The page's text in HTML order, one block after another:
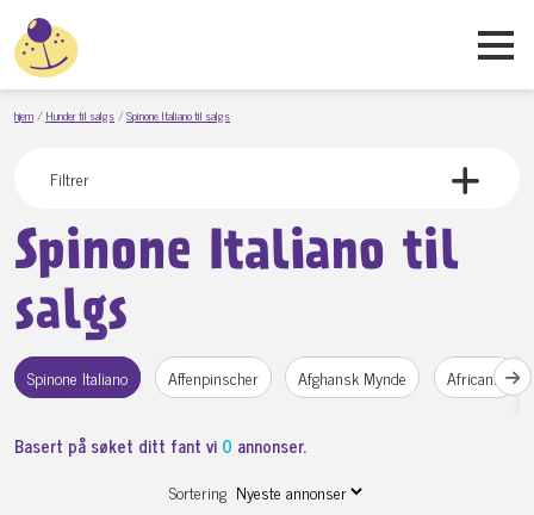
hjem Hunder til salgs Spinone Italiano til salgs
Filtrer
Spinone Italiano til
salgs
Spinone Italiano Affenpinscher Afghansk Mynde Africanis
Basert på søket ditt fant vi 0 annonser.
Sortering